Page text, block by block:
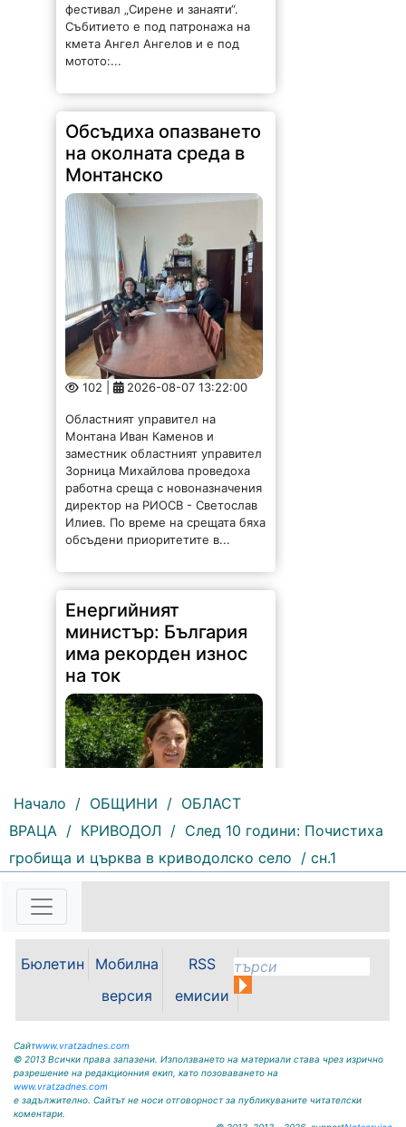
фестивал „Сирене и занаяти“.
Събитието е под патронажа на
кмета Ангел Ангелов и е под
мотото:...
Обсъдиха опазването
на околната среда в
Монтанско
102 | 2026-08-07 13:22:00
Областният управител на
Монтана Иван Каменов и
заместник областният управител
Зорница Михайлова проведоха
работна среща с новоназначения
директор на РИОСВ - Светослав
Илиев. По време на срещата бяха
обсъдени приоритетите в...
Енергийният
министър: България
има рекорден износ
на ток
167 | 2026-08-07 11:47:09
България изнася рекордни
АЕЦ „Козлодуй“ продължава да
работи без затруднения въпреки
рекордно ниските нива на река
Дунав. Това заяви министърът на
енергетиката Ива Петрова в
ефира на...
Начало / ОБЩИНИ / ОБЛАСТ
ВРАЦА / КРИВОДОЛ / След 10 години: Почистиха
гробища и църква в криводолско село / сн.1
Бюлетин
Мобилна
версия
RSS
емисии
Сайтwww.vratzadnes.com
© 2013 Всички права запазени. Използването на материали става чрез изрично
разрешение на редакционния екип, като позоваването на
www.vratzadnes.com
е задължително. Сайтът не носи отговорност за публикуваните читателски
коментари.